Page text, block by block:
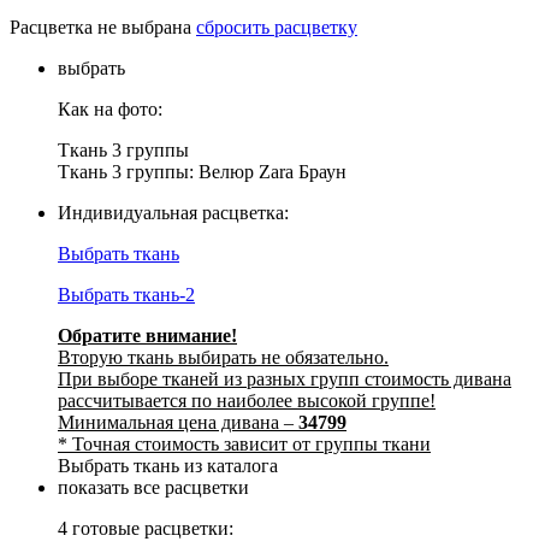
Расцветка не выбрана сбросить расцветку
выбрать
Как на фото:
Ткань 3 группы
Ткань 3 группы: Велюр Zara Браун
Индивидуальная расцветка:
Выбрать ткань
Выбрать ткань-2
Обратите внимание!
Вторую ткань выбирать не обязательно.
При выборе тканей из разных групп стоимость дивана
рассчитывается по наиболее высокой группе!
Минимальная цена дивана – 34799
* Точная стоимость зависит от группы ткани
Выбрать ткань из каталога
показать все расцветки
4 готовые расцветки: